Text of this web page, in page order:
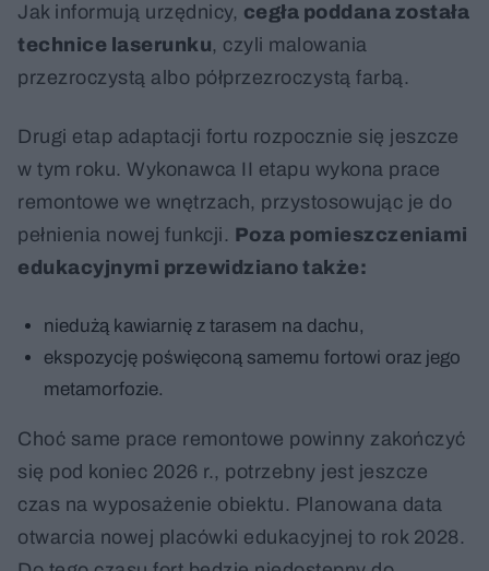
Jak informują urzędnicy, cegła poddana została
technice laserunku, czyli malowania
przezroczystą albo półprzezroczystą farbą.
Drugi etap adaptacji fortu rozpocznie się jeszcze
w tym roku. Wykonawca II etapu wykona prace
remontowe we wnętrzach, przystosowując je do
pełnienia nowej funkcji. Poza pomieszczeniami
edukacyjnymi przewidziano także:
niedużą kawiarnię z tarasem na dachu,
ekspozycję poświęconą samemu fortowi oraz jego
metamorfozie.
Choć same prace remontowe powinny zakończyć
się pod koniec 2026 r., potrzebny jest jeszcze
czas na wyposażenie obiektu. Planowana data
otwarcia nowej placówki edukacyjnej to rok 2028.